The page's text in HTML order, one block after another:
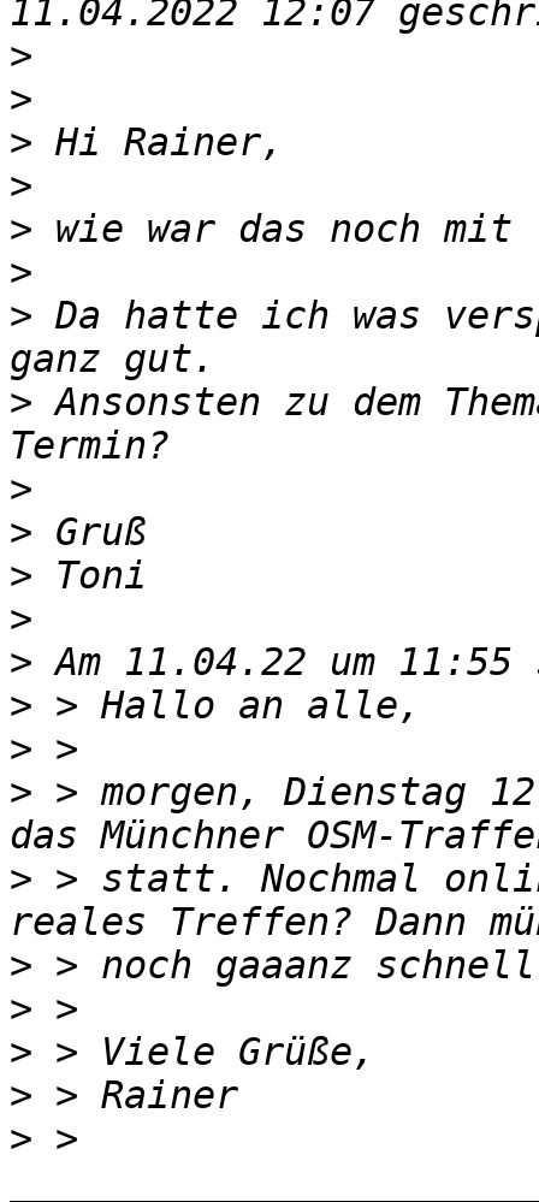
>
>
>
>
>
>
> Da hatte ich was
> Ansonsten zu dem
>
>
>
>
>
>
>
> > morgen, Dienstag
> > statt. Nochmal
>
>
>
>
> >